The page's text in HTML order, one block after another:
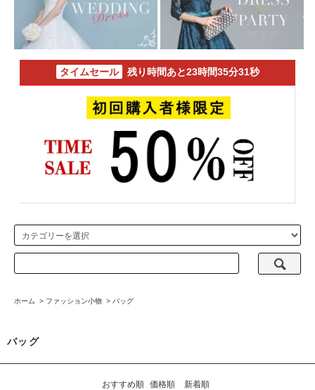
タイムセール 残り時間あと23時間35分31秒
ホーム > ファッション小物 > バッグ
バッグ
おすすめ順 価格順 新着順